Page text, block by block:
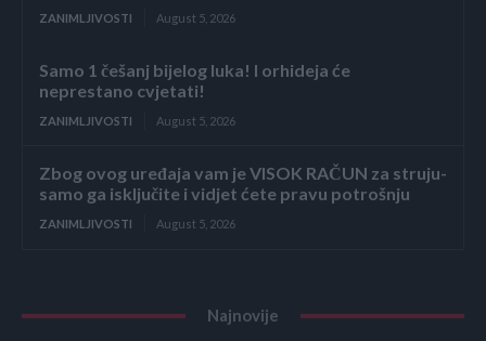
ZANIMLJIVOSTI August 5, 2026
Samo 1 češanj bijelog luka! I orhideja će
neprestano cvjetati!
ZANIMLJIVOSTI August 5, 2026
Zbog ovog uređaja vam je VISOK RAČUN za struju-
samo ga isključite i vidjet ćete pravu potrošnju
ZANIMLJIVOSTI August 5, 2026
Najnovije